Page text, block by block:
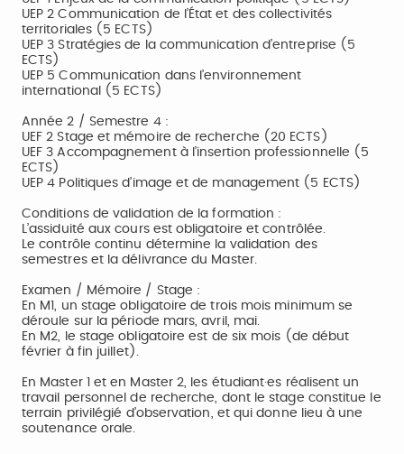
UEP 2 Communication de l’État et des collectivités
territoriales (5 ECTS)
UEP 3 Stratégies de la communication d’entreprise (5
ECTS)
UEP 5 Communication dans l’environnement
international (5 ECTS)
Année 2 / Semestre 4 :
UEF 2 Stage et mémoire de recherche (20 ECTS)
UEF 3 Accompagnement à l’insertion professionnelle (5
ECTS)
UEP 4 Politiques d’image et de management (5 ECTS)
Conditions de validation de la formation :
L’assiduité aux cours est obligatoire et contrôlée.
Le contrôle continu détermine la validation des
semestres et la délivrance du Master.
Examen / Mémoire / Stage :
En M1, un stage obligatoire de trois mois minimum se
déroule sur la période mars, avril, mai.
En M2, le stage obligatoire est de six mois (de début
février à fin juillet).
En Master 1 et en Master 2, les étudiant·es réalisent un
travail personnel de recherche, dont le stage constitue le
terrain privilégié d’observation, et qui donne lieu à une
soutenance orale.